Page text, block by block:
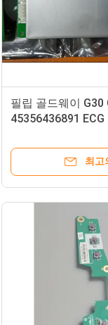
필립 골드웨이 G30
45356436891 ECG
최고